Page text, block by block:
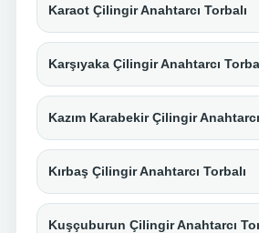
Karaot Çilingir Anahtarcı Torbalı
Karşıyaka Çilingir Anahtarcı
Kazım Karabekir Çilingir
Kırbaş Çilingir Anahtarcı Torbalı
Kuşçuburun Çilingir Anahtarcı